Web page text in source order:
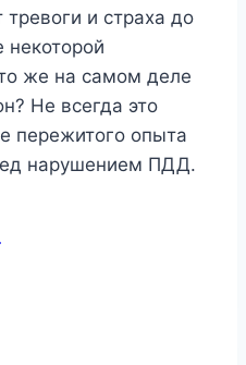
тревоги и страха до
же на самом деле
Не всегда это
пережитого опыта
нарушением ПДД.